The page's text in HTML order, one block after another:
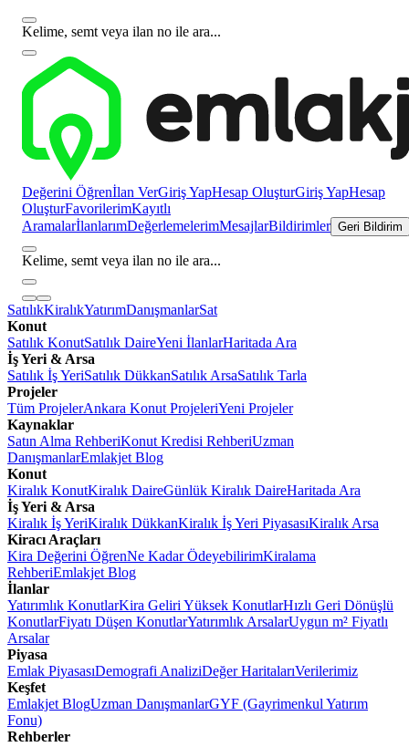
Kelime, semt veya ilan no ile ara...
Değerini Öğrenİlan VerGiriş YapHesap OluşturGiriş YapHesap
OluşturFavorilerimKayıtlı
AramalarİlanlarımDeğerlemelerimMesajlarBildirimler Geri Bildirim
Kelime, semt veya ilan no ile ara...
SatılıkKiralıkYatırımDanışmanlarSat
Konut
Satılık KonutSatılık DaireYeni İlanlarHaritada Ara
İş Yeri & Arsa
Satılık İş YeriSatılık DükkanSatılık ArsaSatılık Tarla
Projeler
Tüm ProjelerAnkara Konut ProjeleriYeni Projeler
Kaynaklar
Satın Alma RehberiKonut Kredisi RehberiUzman
DanışmanlarEmlakjet Blog
Konut
Kiralık KonutKiralık DaireGünlük Kiralık DaireHaritada Ara
İş Yeri & Arsa
Kiralık İş YeriKiralık DükkanKiralık İş Yeri PiyasasıKiralık Arsa
Kiracı Araçları
Kira Değerini ÖğrenNe Kadar ÖdeyebilirimKiralama
RehberiEmlakjet Blog
İlanlar
Yatırımlık KonutlarKira Geliri Yüksek KonutlarHızlı Geri Dönüşlü
KonutlarFiyatı Düşen KonutlarYatırımlık ArsalarUygun m² Fiyatlı
Arsalar
Piyasa
Emlak PiyasasıDemografi AnaliziDeğer HaritalarıVerilerimiz
Keşfet
Emlakjet BlogUzman DanışmanlarGYF (Gayrimenkul Yatırım
Fonu)
Rehberler